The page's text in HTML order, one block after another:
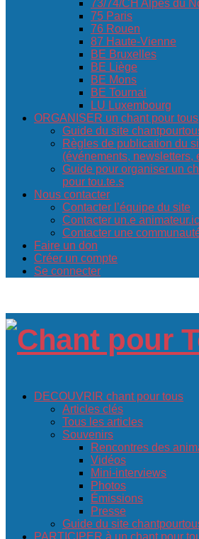
73/74/CH Alpes du
75 Paris
76 Rouen
87 Haute-Vienne
BE Bruxelles
BE Liège
BE Mons
BE Tournai
LU Luxembourg
ORGANISER un chant pour tous
Guide du site
Règles de publication du
(événements, newsletters,
Guide pour organiser un
pour tou.te.s
Nous contacter
Contacter l’équipe du site
Contacter un.e
Contacter une
Faire un don
Créer un compte
Se connecter
DECOUVRIR chant pour tous
Articles clés
Tous les articles
Souvenirs
Rencontres des
Vidéos
Mini-interviews
Photos
Émissions
Presse
Guide du site
PARTICIPER à un chant pour